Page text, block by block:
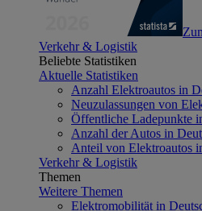
Verkehr & Logistik
Beliebte Statistiken
Aktuelle Statistiken
Anzahl Elektroautos in
Neuzulassungen von
Öffentliche Ladepunkte
Anzahl der Autos in
Anteil von Elektroautos
Verkehr & Logistik
Themen
Weitere Themen
Elektromobilität in